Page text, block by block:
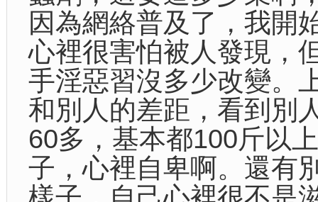
因為網絡普及了，我開
心裡很害怕被人發現，
手淫惡習沒多少改變。
和別人的差距，看到別
60多，基本都100斤以
子，心裡自卑啊。還有